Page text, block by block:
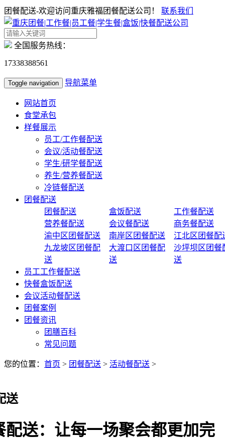
团餐配送-欢迎访问重庆雅福团餐配送公司！ 联系我们
全国服务热线：
17338388561
Toggle navigation 导航菜单
网站首页
食堂承包
样餐展示
员工/工作餐配送
会议/活动餐配送
学生/研学餐配送
养生/营养餐配送
冷链餐配送
团餐配送
团餐配送
盒饭配送
工作餐配送
营养餐配送
会议餐配送
商务餐配送
渝中区团餐配送
南岸区团餐配送
江北区团餐配
九龙坡区团餐配
送
大渡口区团餐配
送
沙坪坝区团餐
送
员工工作餐配送
快餐盒饭配送
会议活动餐配送
团餐案例
团餐资讯
团膳百科
常见问题
您的位置： 首页 > 团餐配送 > 活动餐配送 >
送
配送：让每一场聚会都更加完